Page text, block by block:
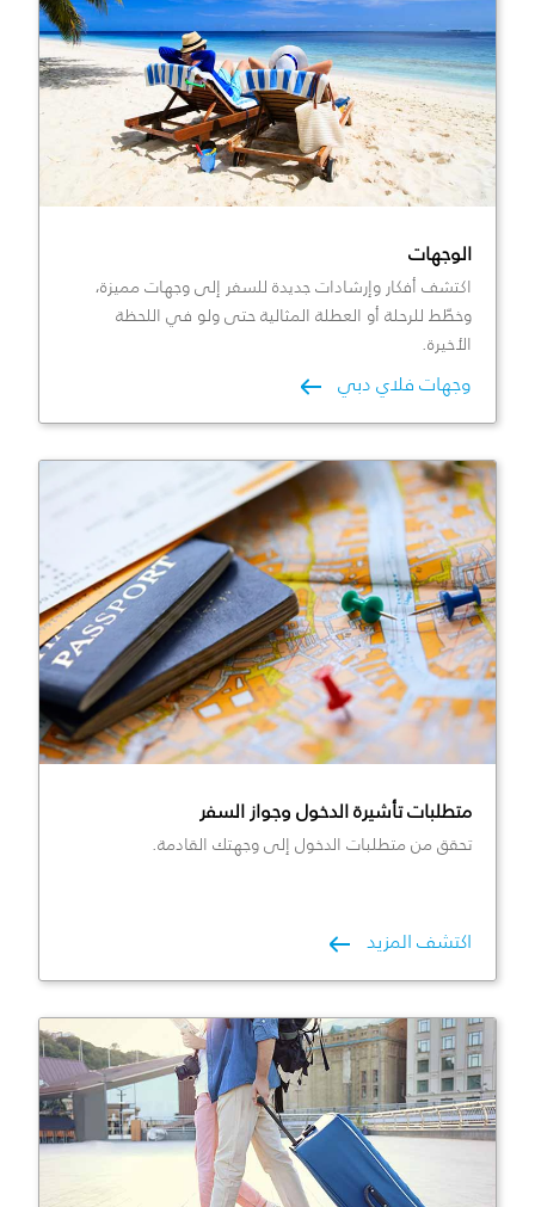
الوجهات
اكتشف أفكار وإرشادات جديدة للسفر إلى وجهات مميزة،
وخطّط للرحلة أو العطلة المثالية حتى ولو في اللحظة
الأخيرة.
وجهات فلاي دبي
متطلبات تأشيرة الدخول وجواز السفر
تحقق من متطلبات الدخول إلى وجهتك القادمة.
اكتشف المزيد